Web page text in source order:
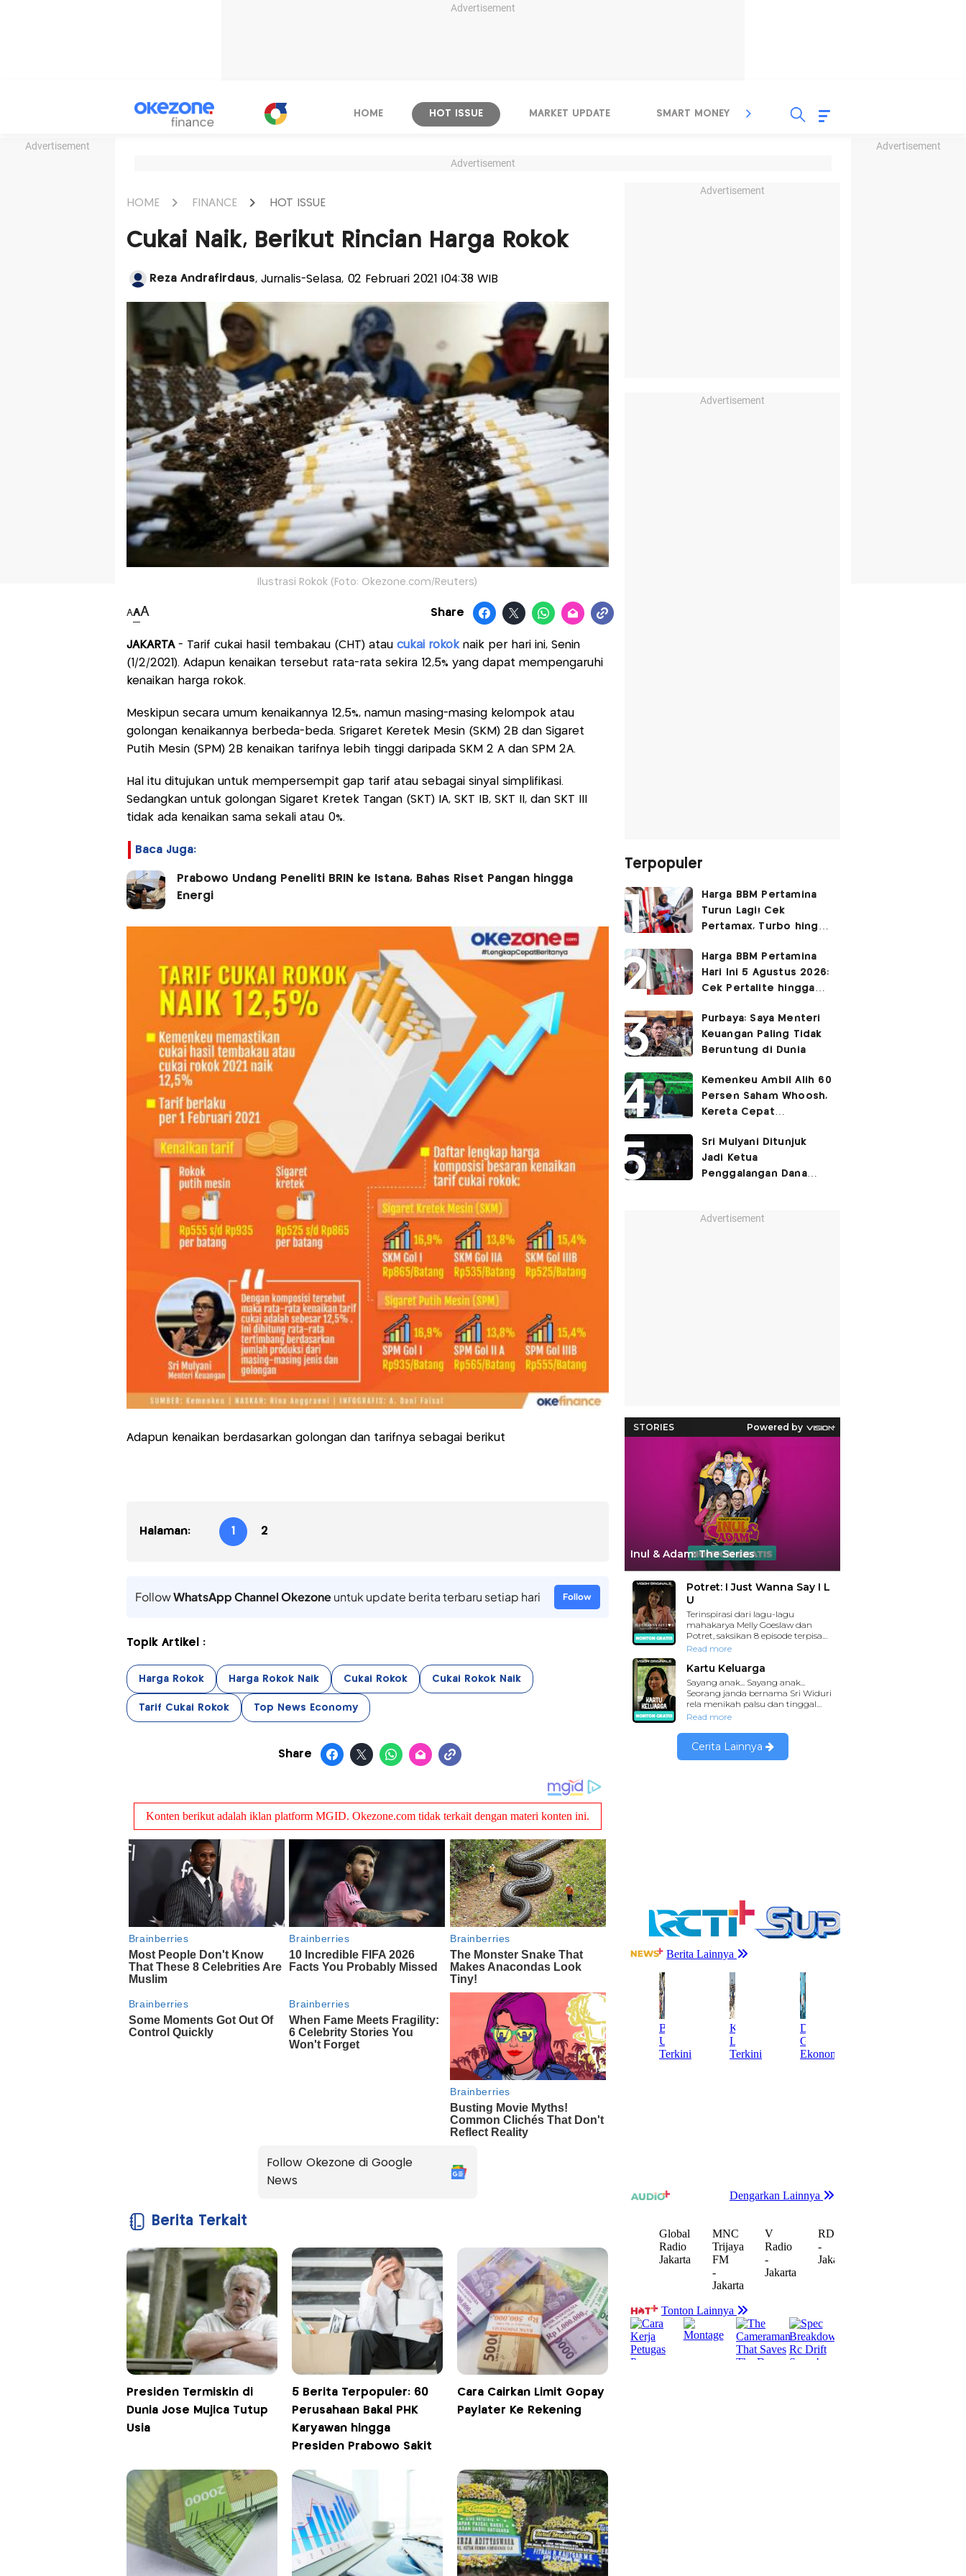
Advertisement
Advertisement Advertisement
HOME HOT ISSUE MARKET UPDATE SMART MONEY INSPIRASI BISNIS
Advertisement
HOME FINANCE HOT ISSUE
Cukai Naik, Berikut Rincian Harga Rokok
Reza Andrafirdaus, Jurnalis-Selasa, 02 Februari 2021 |04:38 WIB
Ilustrasi Rokok (Foto: Okezone.com/Reuters)
AAA Share
JAKARTA- Tarif cukai hasil tembakau (CHT) atau cukai rokoknaik per hari ini, Senin
(1/2/2021). Adapun kenaikan tersebut rata-rata sekira 12,5% yang dapat mempengaruhi
kenaikan harga rokok.
Meskipun secara umum kenaikannya 12,5%, namun masing-masing kelompok atau
golongan kenaikannya berbeda-beda. Srigaret Keretek Mesin (SKM) 2B dan Sigaret
Putih Mesin (SPM) 2B kenaikan tarifnya lebih tinggi daripada SKM 2 A dan SPM 2A.
Hal itu ditujukan untuk mempersempit gap tarif atau sebagai sinyal simplifikasi.
Sedangkan untuk golongan Sigaret Kretek Tangan (SKT) IA, SKT IB, SKT II, dan SKT III
tidak ada kenaikan sama sekali atau 0%.
Baca Juga:
Prabowo Undang Peneliti BRIN ke Istana, Bahas Riset Pangan hingga
Energi
Adapun kenaikan berdasarkan golongan dan tarifnya sebagai berikut
Halaman: 1 2
FollowWhatsApp Channel Okezoneuntuk update berita terbaru setiap hari Follow
Topik Artikel :
Harga Rokok Harga Rokok Naik Cukai Rokok Cukai Rokok Naik
Tarif Cukai Rokok Top News Economy
Share
Follow Okezone di Google
News
Berita Terkait
Presiden Termiskin di
Dunia Jose Mujica Tutup
Usia
5 Berita Terpopuler: 60
Perusahaan Bakal PHK
Karyawan hingga
Presiden Prabowo Sakit
Cara Cairkan Limit Gopay
Paylater Ke Rekening
Advertisement
Advertisement
Terpopuler
Harga BBM Pertamina
Turun Lagi! Cek
Pertamax, Turbo hingga
Agustus 2026
Harga BBM Pertamina
Hari Ini 5 Agustus 2026:
Cek Pertalite hingga
Turun
Purbaya: Saya Menteri
Keuangan Paling Tidak
Beruntung di Dunia
Kemenkeu Ambil Alih 60
Persen Saham Whoosh,
Kereta Cepat
Surabaya
Sri Mulyani Ditunjuk
Jadi Ketua
Penggalangan Dana
Advertisement